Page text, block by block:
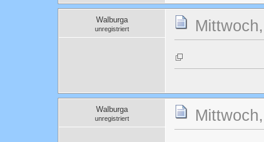
Walburga
unregistriert
Walburga
unregistriert